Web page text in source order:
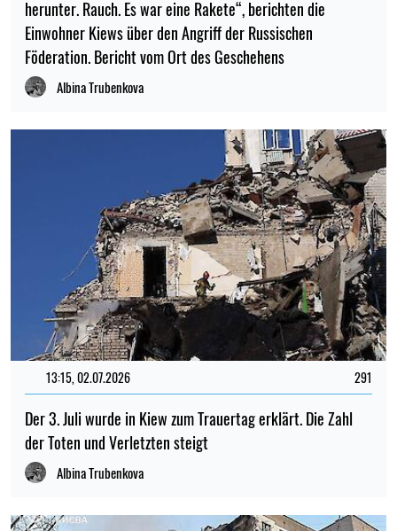
herunter. Rauch. Es war eine Rakete“, berichten die
Einwohner Kiews über den Angriff der Russischen
Föderation. Bericht vom Ort des Geschehens
Albina Trubenkova
13:15, 02.07.2026 291
Der 3. Juli wurde in Kiew zum Trauertag erklärt. Die Zahl
der Toten und Verletzten steigt
Albina Trubenkova